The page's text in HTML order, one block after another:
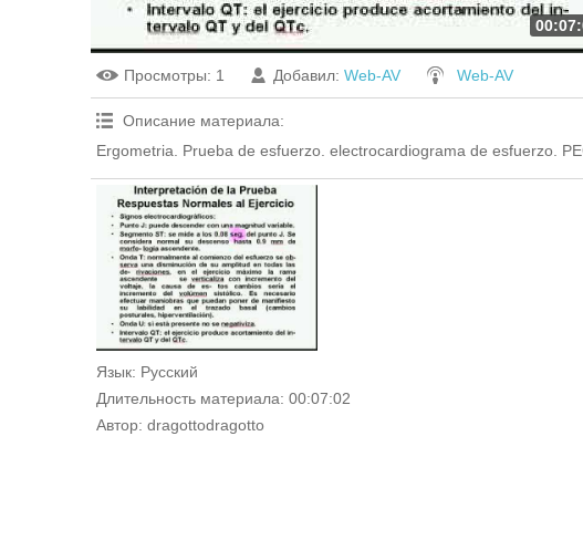
Просмотры: 1 Добавил: Web-AV Web-AV
Описание материала:
Ergometria. Prueba de esfuerzo. electrocardiograma de esfuerzo.
Язык: Русский
Длительность материала: 00:07:02
Автор: dragottodragotto